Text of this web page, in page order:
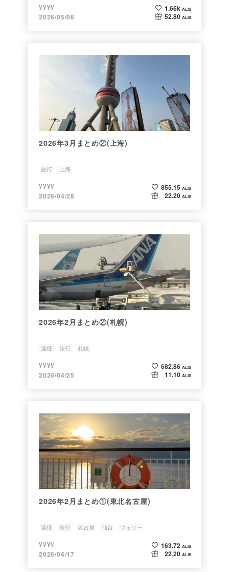
yyyy
2026/05/06
1.66k ALIS
52.80 ALIS
2026年3月まとめ②(上海)
旅行 上海
yyyy
2026/04/28
855.15 ALIS
22.20 ALIS
2026年2月まとめ②(札幌)
遠征 旅行 札幌
yyyy
2026/04/25
682.86 ALIS
11.10 ALIS
2026年2月まとめ①(東北名古屋)
遠征 旅行 名古屋 仙台 フェリー
yyyy
2026/04/17
163.72 ALIS
22.20 ALIS